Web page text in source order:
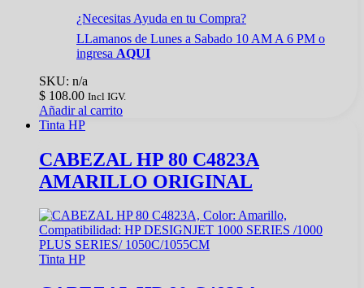
¿Necesitas Ayuda en tu Compra?
LLamanos de Lunes a Sabado 10 AM A 6 PM o
ingresa AQUI
SKU: n/a
$ 108.00 Incl IGV.
Añadir al carrito
Tinta HP
CABEZAL HP 80 C4823A
AMARILLO ORIGINAL
Tinta HP